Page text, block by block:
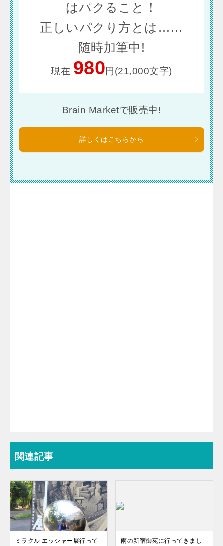
はパクること！
正しいパクり方とは……
随時加筆中!
現在 980円(21,000文字)
Brain Marketで販売中!
詳しくはこちらから
関連記事
ミラクル エッシャー展行って
雨の新宿御苑に行ってきまし